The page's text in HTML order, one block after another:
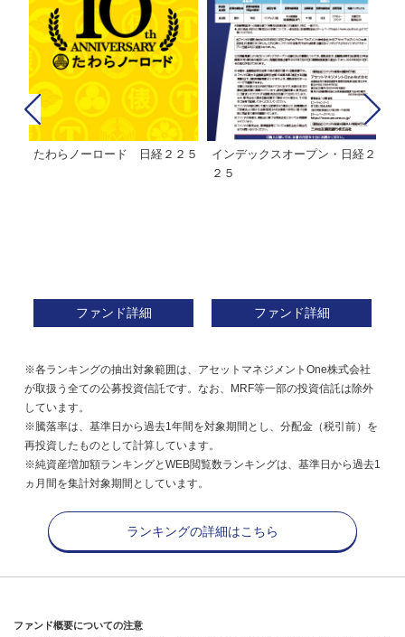
たわらノーロード 日経２２５
ファンド詳細
インデックスオープン・日経２
２５
ファンド詳細
※各ランキングの抽出対象範囲は、アセットマネジメントOne株式会社
が取扱う全ての公募投資信託です。なお、MRF等一部の投資信託は除外
しています。
※騰落率は、基準日から過去1年間を対象期間とし、分配金（税引前）を
再投資したものとして計算しています。
※純資産増加額ランキングとWEB閲覧数ランキングは、基準日から過去1
ヵ月間を集計対象期間としています。
ランキングの詳細はこちら
ファンド概要についての注意